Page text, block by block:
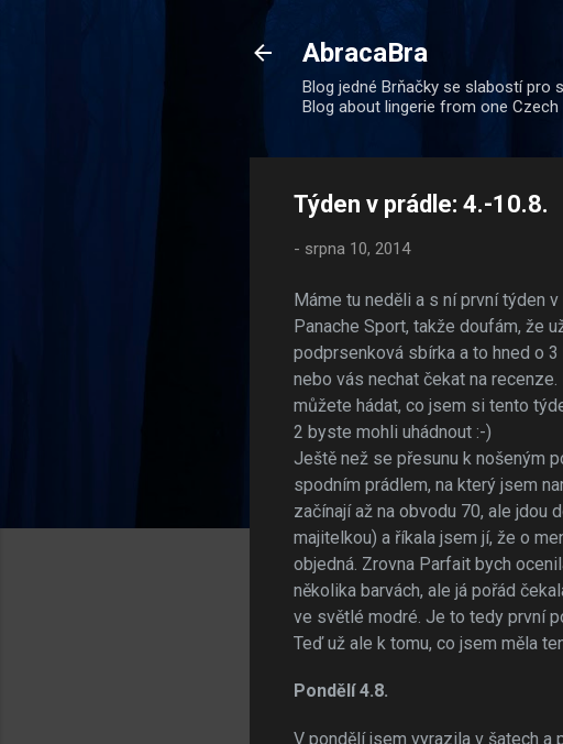
AbracaBra
Blog jedné Brňačky se slabostí pro
Blog about lingerie from one Czech
Týden v prádle: 4.-10.8.
- srpna 10, 2014
Máme tu neděli a s ní první týden
Panache Sport, takže doufám, že
podprsenková sbírka a to hned o
nebo vás nechat čekat na
můžete hádat, co jsem si tento
2 byste mohli uhádnout :-)
Ještě než se přesunu k nošeným
spodním prádlem, na který jsem
začínají až na obvodu 70, ale jdou
majitelkou) a říkala jsem jí, že o
objedná. Zrovna Parfait bych
několika barvách, ale já pořád
ve světlé modré. Je to tedy první
Teď už ale k tomu, co jsem měla
Pondělí 4.8.
V pondělí jsem vyrazila v šatech a